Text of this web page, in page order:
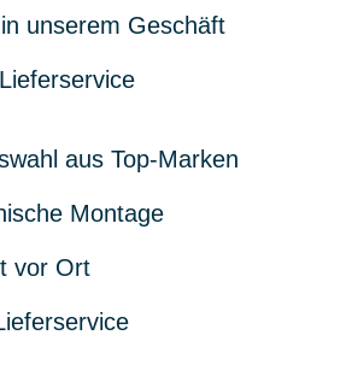
unserem Geschäft
aus Top-Marken
Montage
vor Ort